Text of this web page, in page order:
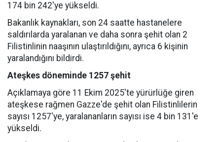
174 bin 242'ye yükseldi.
Bakanlık kaynakları, son 24 saatte hastanelere
saldırılarda yaralanan ve daha sonra şehit olan 2
Filistinlinin naaşının ulaştırıldığını, ayrıca 6 kişinin
yaralandığını bildirdi.
Ateşkes döneminde 1257 şehit
Açıklamaya göre 11 Ekim 2025'te yürürlüğe giren
ateşkese rağmen Gazze'de şehit olan Filistinlilerin
sayısı 1257'ye, yaralananların sayısı ise 4 bin 131'e
yükseldi.